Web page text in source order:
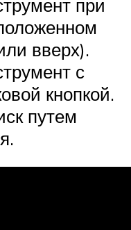
при
вверх).
с
кнопкой.
путем